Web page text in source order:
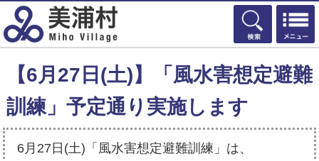
検索
【6月27日(土)】「風水害想定避難
訓練」予定通り実施します
6月27日(土)「風水害想定避難訓練」は、